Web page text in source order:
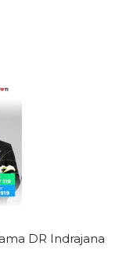
DR Indrajana